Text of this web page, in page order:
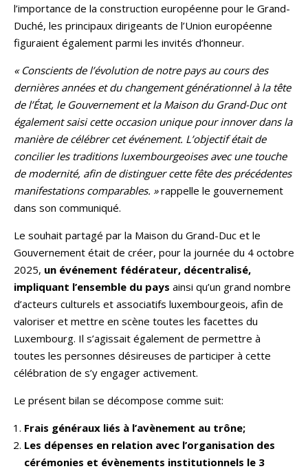
l’importance de la construction européenne pour le Grand-
Duché, les principaux dirigeants de l’Union européenne
figuraient également parmi les invités d’honneur.
« Conscients de l’évolution de notre pays au cours des
dernières années et du changement générationnel à la tête
de l’État, le Gouvernement et la Maison du Grand-Duc ont
également saisi cette occasion unique pour innover dans la
manière de célébrer cet événement. L’objectif était de
concilier les traditions luxembourgeoises avec une touche
de modernité, afin de distinguer cette fête des précédentes
manifestations comparables. »rappelle le gouvernement
dans son communiqué.
Le souhait partagé par la Maison du Grand-Duc et le
Gouvernement était de créer, pour la journée du 4 octobre
2025, un événement fédérateur, décentralisé,
impliquant l’ensemble du pays ainsi qu’un grand nombre
d’acteurs culturels et associatifs luxembourgeois, afin de
valoriser et mettre en scène toutes les facettes du
Luxembourg. Il s’agissait également de permettre à
toutes les personnes désireuses de participer à cette
célébration de s’y engager activement.
Le présent bilan se décompose comme suit:
Frais généraux liés à l’avènement au trône;
Les dépenses en relation avec l’organisation des
cérémonies et évènements institutionnels le 3